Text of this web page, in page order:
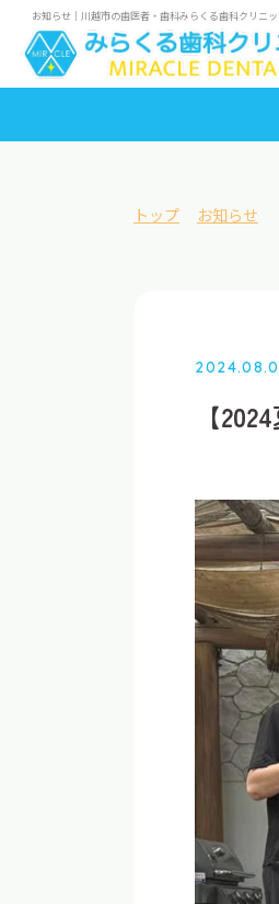
お知らせ｜川越市の歯医者・歯科みらくる歯科クリニ
トップ お知らせ
【